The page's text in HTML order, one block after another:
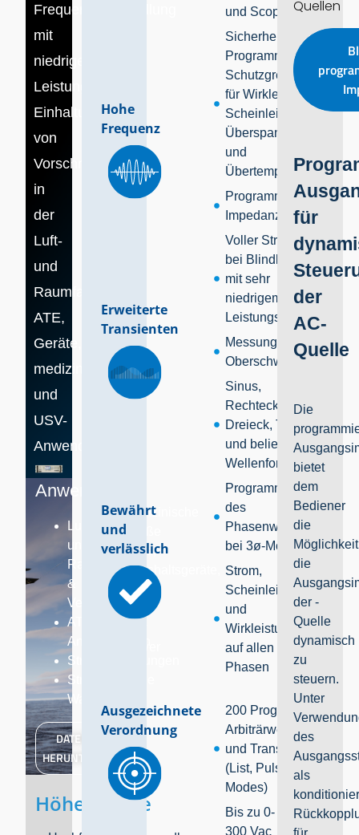
Frequenzumwandlung
mit
niedriger
Leistung,
Einhaltung
von
Vorschriften
in
der
Luft-
und
Raumfahrt,
ATE,
Geräte,
medizinische
und
USV-
Anwendungen.
Anwendungen
Luft-
und
Raumfahrt
&
Verteidigung
ATE-
Anwendungen
Stromversorgungen
Stromsparende
Wandler
DATENBLATT
HERUNTERLADEN
Medizinische
Weiße
Ware,
Haushaltsgeräte,
HVAC
Nur
Höhepunkte
Hohe
Frequenz
Erweiterte
Transienten
Bewährt
und
verlässlich
Ausgezeichnete
Verordnung
und Scope-Funktion
Sicherheit
Programmierbare
Schutzgrenzwerte
für Wirkleistung,
Scheinleistung,
Überspannung
und
Übertemperatur
Programmierbare
Impedanz
Voller Strom
bei Blindlasten
mit sehr
niedrigem
Leistungsfaktor
Messung von
Oberschwingungen
Sinus,
Rechteck,
Dreieck, THD
und beliebige
Wellenformen
Programmierung
des
Phasenwinkels
bei 3ø-Modellen
Strom,
Scheinleistung
und
Wirkleistung
auf allen
Phasen
200 Programme für
Arbiträrwellenformen
und Transienten
(List, Pulse, Step
Modes)
Bis zu 0-
300 Vac
für
der
AC-
Quelle
Die
bietet
dem
Bediener
die
die
der -
Quelle
dynamisch
zu
steuern.
Unter
des
als